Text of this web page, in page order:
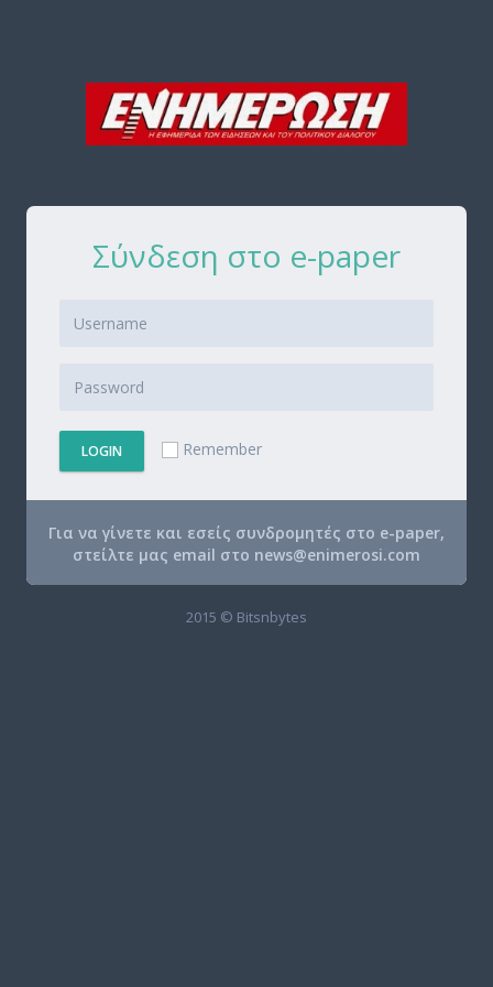
Σύνδεση στο e-paper
LOGIN Remember
Για να γίνετε και εσείς συνδρομητές στο e-paper,
στείλτε μας email στο news@enimerosi.com
2015 © Bitsnbytes